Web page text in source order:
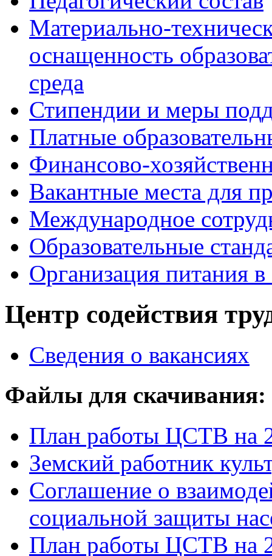
Материально-
оснащенность
среда
Стипендии и меры
Платные
Финансово-
Вакантные места для
Международное
Образовательные
Организация питания в
Центр содействия
Сведения о вакансиях
Файлы для скачивания:
План работы ЦСТВ на
Земский работник
Соглашение о
социальной защиты
План работы ЦСТВ на